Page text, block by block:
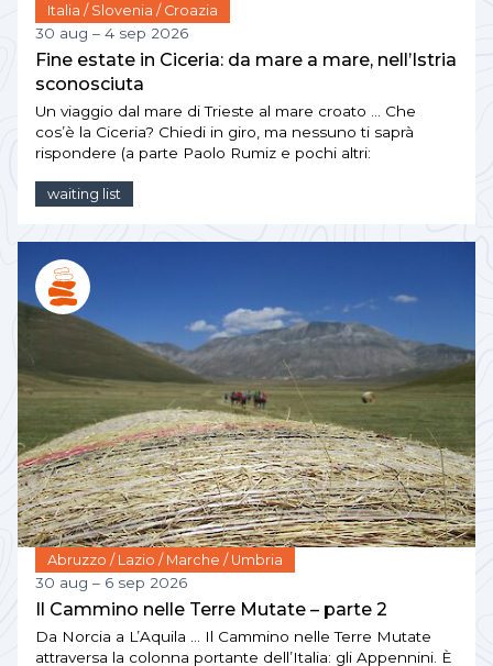
Italia / Slovenia / Croazia
30 aug – 4 sep 2026
Fine estate in Ciceria: da mare a mare, nell’Istria
sconosciuta
Un viaggio dal mare di Trieste al mare croato … Che
cos’è la Ciceria? Chiedi in giro, ma nessuno ti saprà
rispondere (a parte Paolo Rumiz e pochi altri:
waiting list
Abruzzo / Lazio / Marche / Umbria
30 aug – 6 sep 2026
Il Cammino nelle Terre Mutate – parte 2
Da Norcia a L’Aquila … Il Cammino nelle Terre Mutate
attraversa la colonna portante dell’Italia: gli Appennini. È